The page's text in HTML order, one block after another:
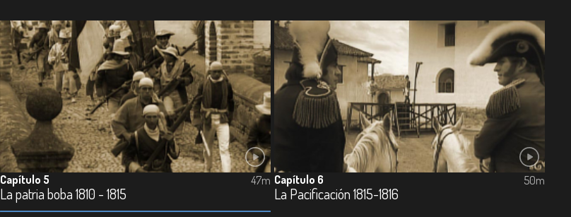
Capítulo 5
La patria boba 1810 - 1815
47m Capítulo 6
La Pacificación 1815-1816
50m